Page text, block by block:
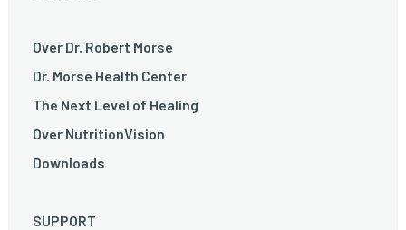
Over Dr. Robert Morse
Dr. Morse Health Center
The Next Level of Healing
Over NutritionVision
Downloads
SUPPORT